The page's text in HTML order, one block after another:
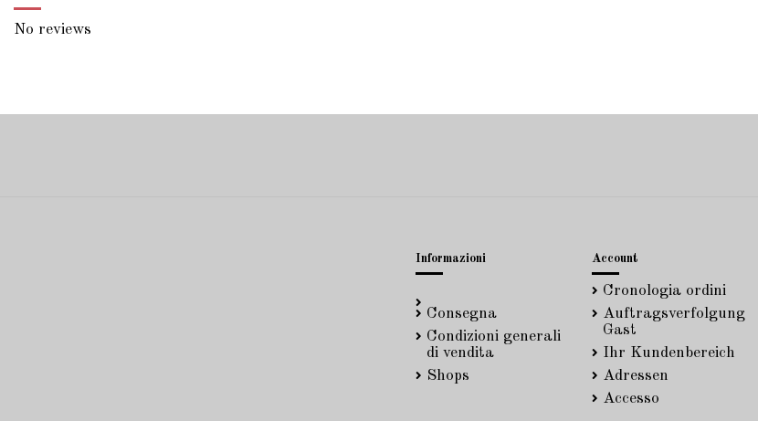
No reviews
Informazioni
Consegna
Condizioni generali
di vendita
Shops
Account
Cronologia ordini
Auftragsverfolgung
Gast
Ihr Kundenbereich
Adressen
Accesso